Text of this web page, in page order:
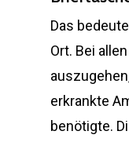
Das
Ort. Bei
erkrankte
benötigte.